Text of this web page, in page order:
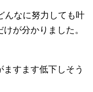
んなに努力しても叶
が分かりました。
すます低下しそう